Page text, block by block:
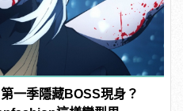
一季隱藏BOSS現身？